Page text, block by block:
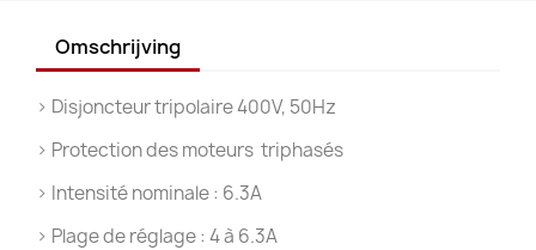
Omschrijving
> Disjoncteur tripolaire 400V, 50Hz
> Protection des moteurs triphasés
> Intensité nominale : 6.3A
> Plage de réglage : 4 à 6.3A